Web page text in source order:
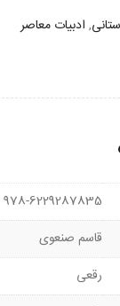
, ادبیات معاصر
978-6229287835
قاسم صنعوی
رقعی